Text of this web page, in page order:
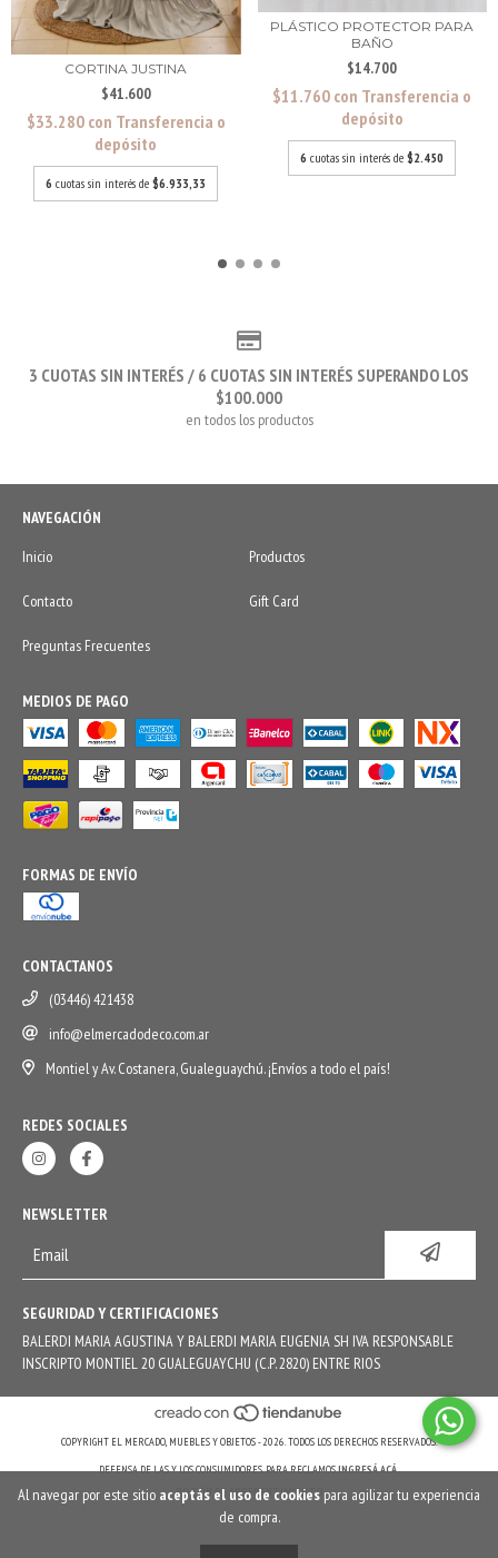
Al navegar por este sitio aceptás el uso de cookies para agilizar tu experiencia
de compra.
CORTINA JUSTINA
$41.600
$33.280 con Transferencia o
depósito
6 cuotas sin interés de$6.933,33
PLÁSTICO PROTECTOR PARA
BAÑO
$14.700
$11.760 con Transferencia o
depósito
6 cuotas sin interés de$2.450
3 CUOTAS SIN INTERÉS / 6 CUOTAS SIN INTERÉS SUPERANDO LOS
$100.000
en todos los productos
NAVEGACIÓN
Inicio
Productos
Contacto Gift Card
Preguntas Frecuentes
MEDIOS DE PAGO
FORMAS DE ENVÍO
CONTACTANOS
(03446) 421438
info@elmercadodeco.com.ar
Montiel y Av. Costanera, Gualeguaychú. ¡Envíos a todo el país!
REDES SOCIALES
NEWSLETTER
SEGURIDAD Y CERTIFICACIONES
BALERDI MARIA AGUSTINA Y BALERDI MARIA EUGENIA SH IVA RESPONSABLE
INSCRIPTO MONTIEL 20 GUALEGUAYCHU (C.P. 2820) ENTRE RIOS
COPYRIGHT EL MERCADO, MUEBLES Y OBJETOS - 2026. TODOS LOS DERECHOS RESERVADOS.
DEFENSA DE LAS Y LOS CONSUMIDORES. PARA RECLAMOSINGRESÁ ACÁ.
BOTÓN DE ARREPENTIMIENTO